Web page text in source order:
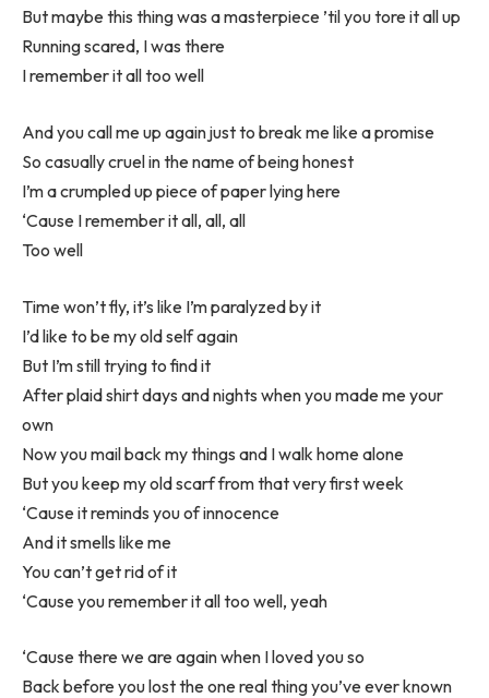
But maybe this thing was a masterpiece ’til you tore it all up
Running scared, I was there
I remember it all too well
And you call me up again just to break me like a promise
So casually cruel in the name of being honest
I’m a crumpled up piece of paper lying here
‘Cause I remember it all, all, all
Too well
Time won’t fly, it’s like I’m paralyzed by it
I’d like to be my old self again
But I’m still trying to find it
After plaid shirt days and nights when you made me your
own
Now you mail back my things and I walk home alone
But you keep my old scarf from that very first week
‘Cause it reminds you of innocence
And it smells like me
You can’t get rid of it
‘Cause you remember it all too well, yeah
‘Cause there we are again when I loved you so
Back before you lost the one real thing you’ve ever known